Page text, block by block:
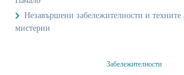
Незавършени забележителности и техните
мистерии
Забележителности